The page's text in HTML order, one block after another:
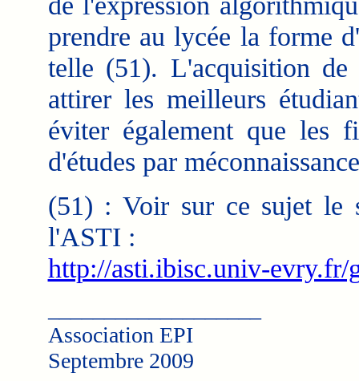
prendre au lycée la forme
telle (51). L'acquisition de
attirer les meilleurs
éviter également que les
d'études par
(51) : Voir sur ce sujet le
l'ASTI :
http://asti.ibisc.univ-evry.fr/
Association EPI
Septembre 2009